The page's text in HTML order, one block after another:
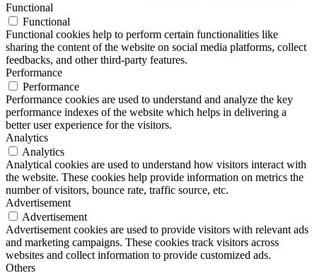
Functional
Functional
Functional cookies help to perform certain functionalities like
sharing the content of the website on social media platforms, collect
feedbacks, and other third-party features.
Performance
Performance
Performance cookies are used to understand and analyze the key
performance indexes of the website which helps in delivering a
better user experience for the visitors.
Analytics
Analytics
Analytical cookies are used to understand how visitors interact with
the website. These cookies help provide information on metrics the
number of visitors, bounce rate, traffic source, etc.
Advertisement
Advertisement
Advertisement cookies are used to provide visitors with relevant ads
and marketing campaigns. These cookies track visitors across
websites and collect information to provide customized ads.
Others